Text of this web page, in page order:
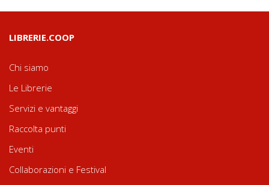
LIBRERIE.COOP
Chi siamo
Le Librerie
Servizi e vantaggi
Raccolta punti
Eventi
Collaborazioni e Festival